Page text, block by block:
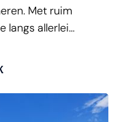
Met ruim
langs allerlei
Glacier van
gletsjer heeft
één van de